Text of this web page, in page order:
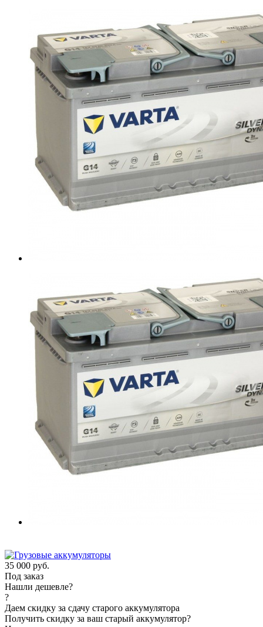
35 000 руб.
Под заказ
Нашли дешевле?
?
Даем скидку за сдачу старого аккумулятора
Получить скидку за ваш старый аккумулятор?